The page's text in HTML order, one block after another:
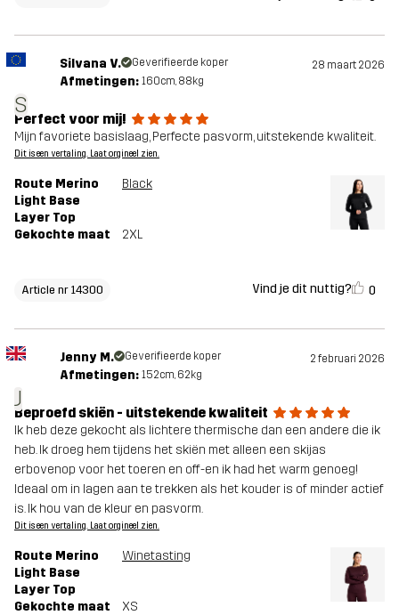
S
Silvana V. Geverifieerde koper 28 maart 2026
Afmetingen: 160cm, 88kg
Perfect voor mij!
Mijn favoriete basislaag, Perfecte pasvorm, uitstekende kwaliteit.
Dit is een vertaling. Laat orgineel zien.
Route Merino
Light Base
Layer Top
Black
Gekochte maat 2XL
Article nr 14300 Vind je dit nuttig? 0
J
Jenny M. Geverifieerde koper 2 februari 2026
Afmetingen: 152cm, 62kg
Beproefd skiën - uitstekende kwaliteit
Ik heb deze gekocht als lichtere thermische dan een andere die ik
heb. Ik droeg hem tijdens het skiën met alleen een skijas
erbovenop voor het toeren en off-en ik had het warm genoeg!
Ideaal om in lagen aan te trekken als het kouder is of minder actief
is. Ik hou van de kleur en pasvorm.
Dit is een vertaling. Laat orgineel zien.
Route Merino
Light Base
Layer Top
Winetasting
Gekochte maat XS